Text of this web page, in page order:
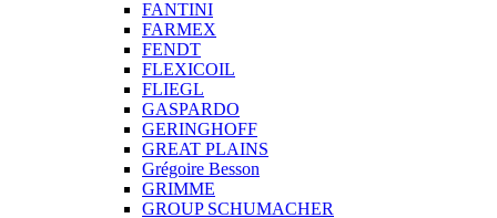
FANTINI
FARMEX
FENDT
FLEXICOIL
FLIEGL
GASPARDO
GERINGHOFF
GREAT PLAINS
Grégoire Besson
GRIMME
GROUP SCHUMACHER